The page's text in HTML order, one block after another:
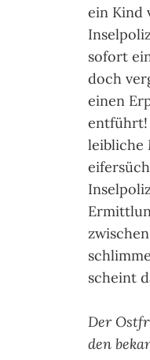
ein Kind
sofort
doch
einen
entführt!
leibliche
scheint
Der
den